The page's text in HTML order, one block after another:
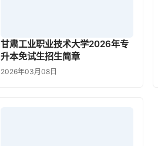
甘肃工业职业技术大学2026年专
升本免试生招生简章
2026年03月08日